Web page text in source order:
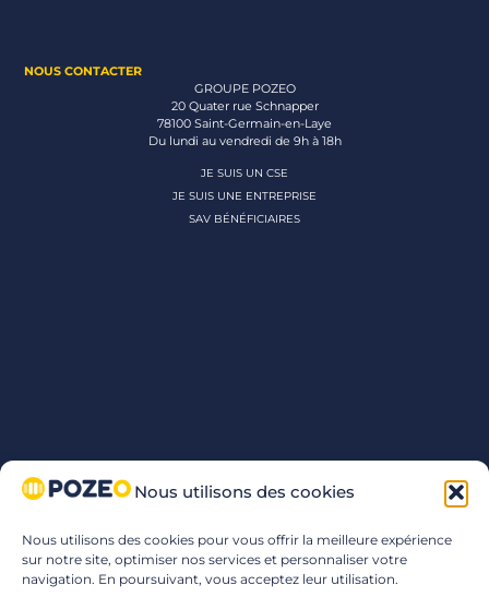
Nous utilisons des cookies
Nous utilisons des cookies pour vous offrir la meilleure expérience
sur notre site, optimiser nos services et personnaliser votre
navigation. En poursuivant, vous acceptez leur utilisation.
NOUS CONTACTER
GROUPE POZEO
20 Quater rue Schnapper
78100 Saint-Germain-en-Laye
Du lundi au vendredi de 9h à 18h
JE SUIS UN CSE
JE SUIS UNE ENTREPRISE
SAV BÉNÉFICIAIRES